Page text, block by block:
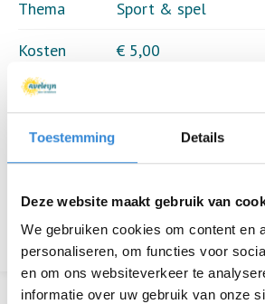
Toestemming Details
Deze website maakt gebruik van
We gebruiken cookies om content en
personaliseren, om functies voor
en om ons websiteverkeer te
informatie over uw gebruik van onze
Thema
Sport & spel
Kosten
€ 5,00
Deelnemers
Terug naar het overzicht